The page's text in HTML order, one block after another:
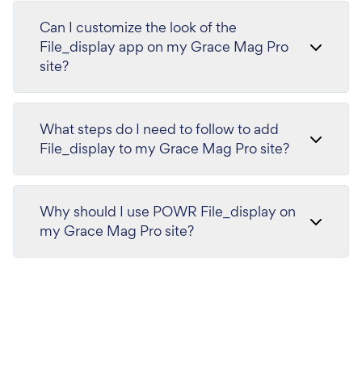
Can I customize the look of the
File_display app on my Grace Mag Pro
site?
What steps do I need to follow to add
File_display to my Grace Mag Pro site?
Why should I use POWR File_display on
my Grace Mag Pro site?